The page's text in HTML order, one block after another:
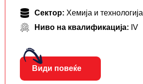
Сектор: Хемија и технологија
Ниво на квалификација: IV
Види повеќе